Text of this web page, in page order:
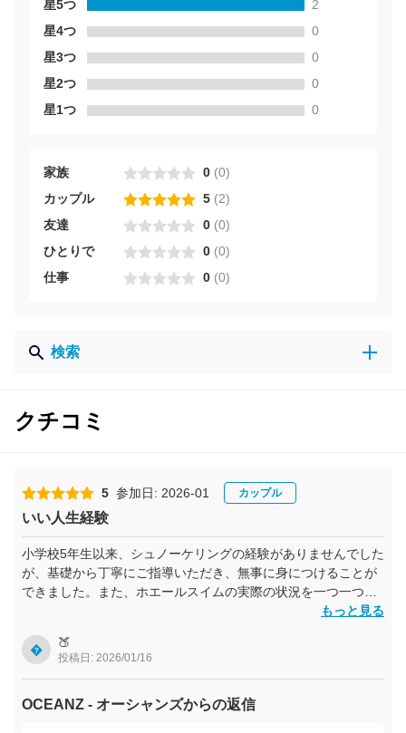
星5つ
2
星4つ
0
星3つ
0
星2つ
0
星1つ
0
家族 0 (0)
カップル
5 (2)
友達
0 (0)
ひとりで
0 (0)
仕事
0 (0)
検索
クチコミ
5 参加日: 2026-01 カップル
いい人生経験
小学校5年生以来、シュノーケリングの経験がありませんでした
が、基礎から丁寧にご指導いただき、無事に身につけることが
できました。また、ホエールスイムの実際の状況を一つ一つ説
明しながら、何度も船を動かして対応してくださったことにも
もっと見る
 🍑
投稿日: 2026/01/16
OCEANZ - オーシャンズからの返信